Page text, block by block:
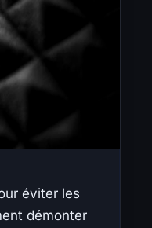
éviter les
démonter